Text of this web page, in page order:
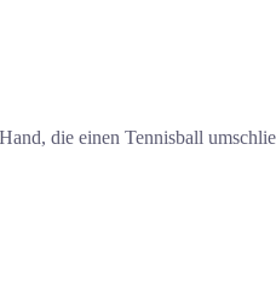
die einen Tennisball